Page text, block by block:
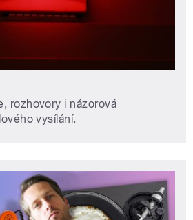
rozhovory i názorová
vysílání.